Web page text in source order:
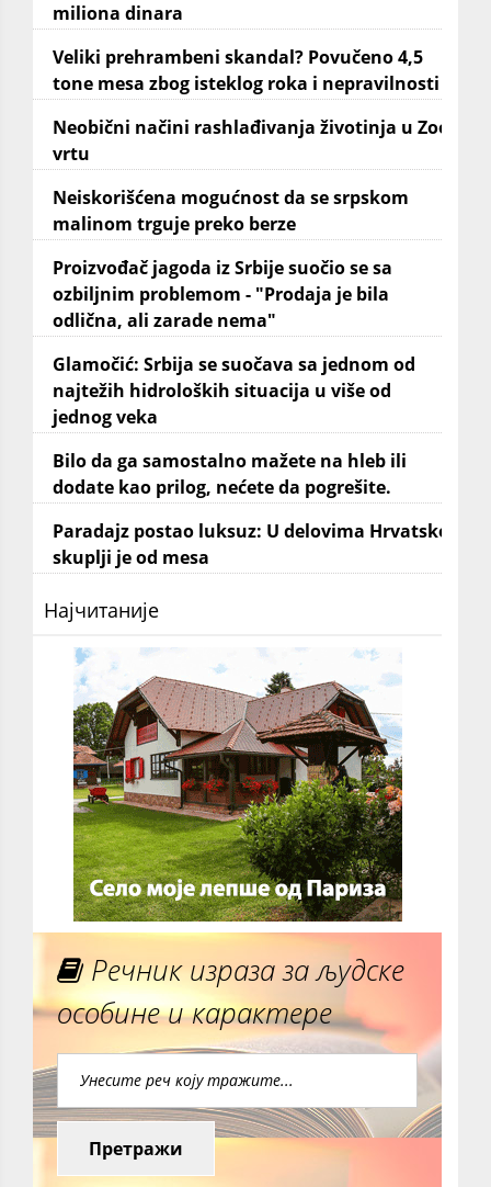
miliona dinara
Veliki prehrambeni skandal? Povučeno 4,5
tone mesa zbog isteklog roka i nepravilnosti
Neobični načini rashlađivanja životinja u Zoo
vrtu
Neiskorišćena mogućnost da se srpskom
malinom trguje preko berze
Proizvođač jagoda iz Srbije suočio se sa
ozbiljnim problemom - "Prodaja je bila
odlična, ali zarade nema"
Glamočić: Srbija se suočava sa jednom od
najtežih hidroloških situacija u više od
jednog veka
Bilo da ga samostalno mažete na hleb ili
dodate kao prilog, nećete da pogrešite.
Paradajz postao luksuz: U delovima Hrvatske
skuplji je od mesa
Најчитаније
Речник израза за људске
особине и карактере
Претражи